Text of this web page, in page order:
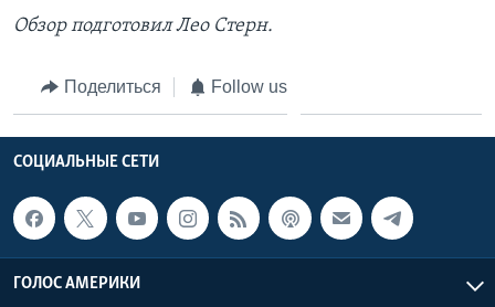
Обзор подготовил Лео Стерн.
Поделиться Follow us
СОЦИАЛЬНЫЕ СЕТИ
ГОЛОС АМЕРИКИ